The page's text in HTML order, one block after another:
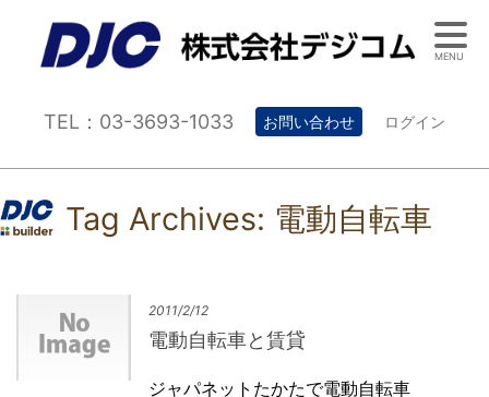
TEL：03-3693-1033 お問い合わせ ログイン
Tag Archives: 電動自転車
2011/2/12
電動自転車と賃貸
ジャパネットたかたで電動自転車
MENU